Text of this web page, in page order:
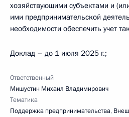
хозяйствующими субъектами и
ими предпринимательской
необходимости обеспечить учет
Доклад – до 1 июля 2025 г.;
Ответственный
Мишустин Михаил Владимирович
Тематика
Поддержка предпринимательства,